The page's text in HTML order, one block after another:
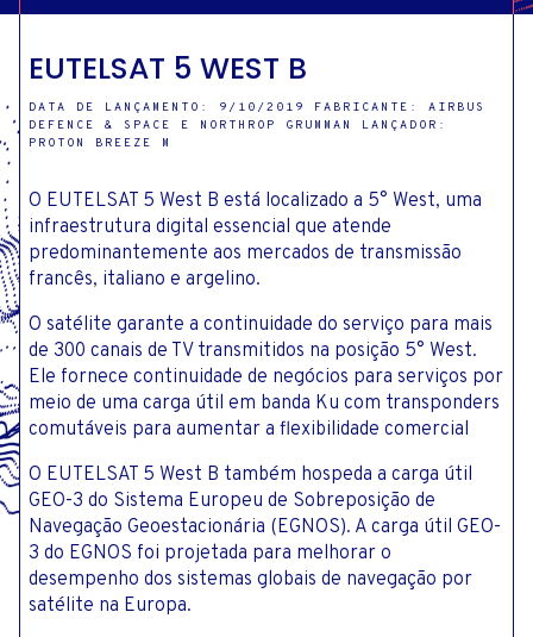
EUTELSAT 5 WEST B
DATA DE LANÇAMENTO: 9/10/2019 FABRICANTE: AIRBUS
DEFENCE & SPACE E NORTHROP GRUMMAN LANÇADOR:
PROTON BREEZE M
O EUTELSAT 5 West B está localizado a 5° West, uma
infraestrutura digital essencial que atende
predominantemente aos mercados de transmissão
francês, italiano e argelino.
O satélite garante a continuidade do serviço para mais
de 300 canais de TV transmitidos na posição 5° West.
Ele fornece continuidade de negócios para serviços por
meio de uma carga útil em banda Ku com transponders
comutáveis ​​para aumentar a flexibilidade comercial
O EUTELSAT 5 West B também hospeda a carga útil
GEO-3 do Sistema Europeu de Sobreposição de
Navegação Geoestacionária (EGNOS). A carga útil GEO-
3 do EGNOS foi projetada para melhorar o
desempenho dos sistemas globais de navegação por
satélite na Europa.